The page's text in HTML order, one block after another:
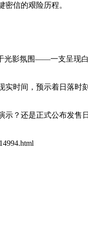
信的艰险历程。
光影氛围——一支呈现
时间，预示着日落时
？还是正式公布发售